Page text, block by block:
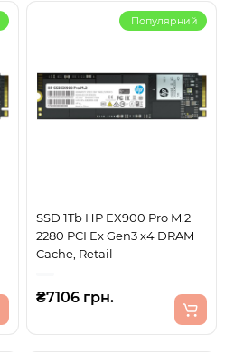
Популярний
SSD 1Tb HP EX900 Pro M.2
2280 PCI Ex Gen3 x4 DRAM
Cache, Retail
₴7106 грн.